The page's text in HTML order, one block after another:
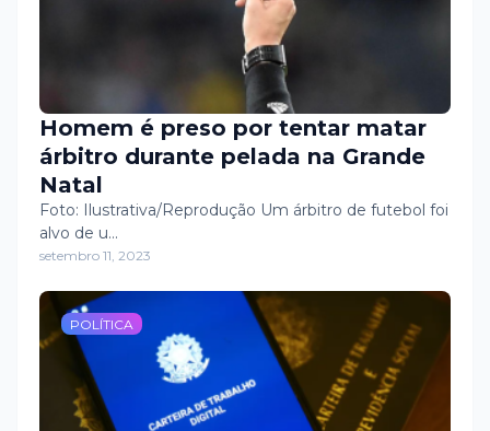
Homem é preso por tentar matar
árbitro durante pelada na Grande
Natal
Foto: Ilustrativa/Reprodução Um árbitro de futebol foi
alvo de u…
setembro 11, 2023
POLÍTICA